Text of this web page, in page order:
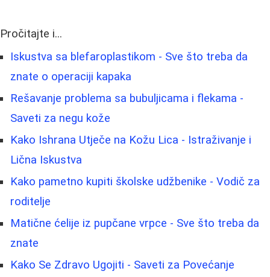
Pročitajte i...
Iskustva sa blefaroplastikom - Sve što treba da
znate o operaciji kapaka
Rešavanje problema sa bubuljicama i flekama -
Saveti za negu kože
Kako Ishrana Utječe na Kožu Lica - Istraživanje i
Lična Iskustva
Kako pametno kupiti školske udžbenike - Vodič za
roditelje
Matične ćelije iz pupčane vrpce - Sve što treba da
znate
Kako Se Zdravo Ugojiti - Saveti za Povećanje